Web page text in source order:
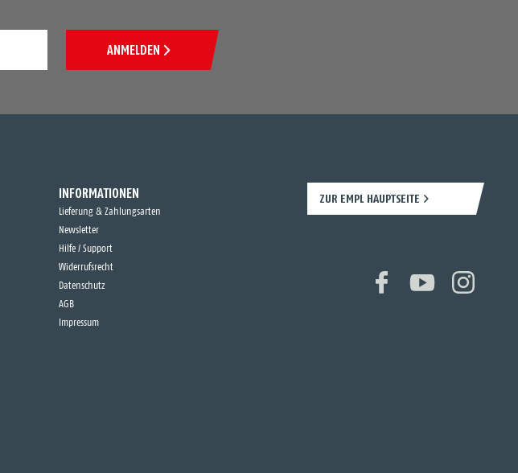
ANMELDEN
INFORMATIONEN
Lieferung & Zahlungsarten
Newsletter
Hilfe / Support
Widerrufsrecht
Datenschutz
AGB
Impressum
ZUR EMPL HAUPTSEITE